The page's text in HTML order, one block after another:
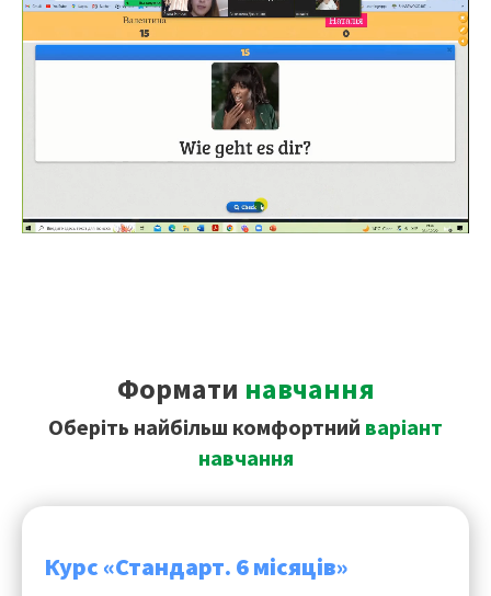
Формати навчання
Оберіть найбільш комфортний варіант
навчання
Курс «Стандарт. 6 місяців»